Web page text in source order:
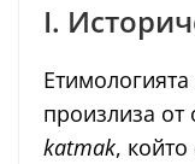
I.
произлиза от
katmak,